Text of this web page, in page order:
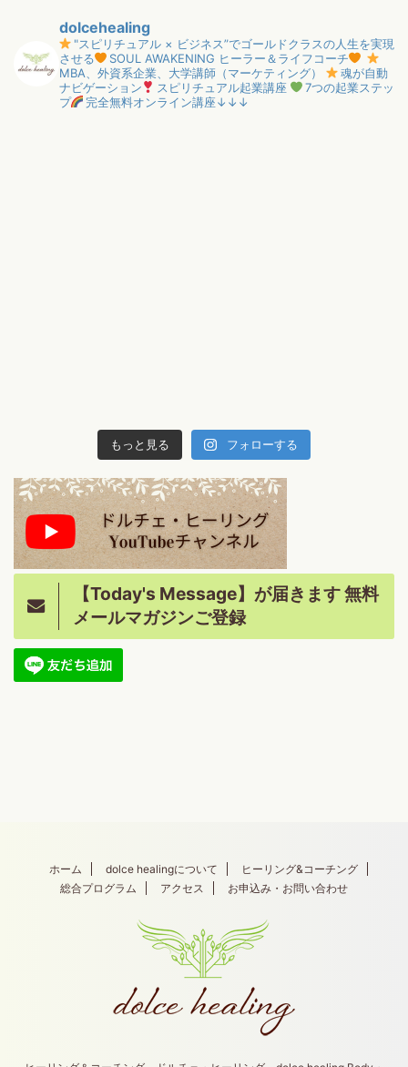
dolcehealing
"スピリチュアル × ビジネス”でゴールドクラスの人生を実現
させる
SOUL AWAKENING ヒーラー＆ライフコーチ
MBA、外資系企業、大学講師（マーケティング）
魂が自動
ナビゲーション
スピリチュアル起業講座
7つの起業ステッ
プ
完全無料オンライン講座↓↓↓
もっと見る フォローする
【Today's Message】が届きます 無料
メールマガジンご登録
ホーム dolce healingについて
ヒーリング&コーチング
総合プログラム
アクセス お申込み・お問い合わせ